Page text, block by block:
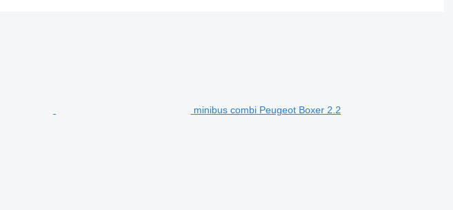
minibus combi Peugeot Boxer 2.2